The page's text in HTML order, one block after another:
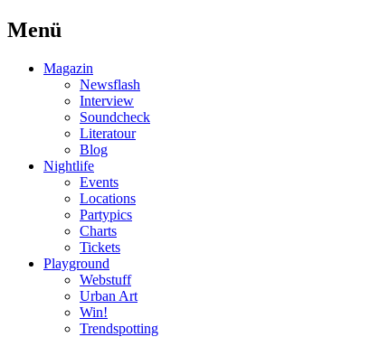
Menü
Magazin
Newsflash
Interview
Soundcheck
Literatour
Blog
Nightlife
Events
Locations
Partypics
Charts
Tickets
Playground
Webstuff
Urban Art
Win!
Trendspotting